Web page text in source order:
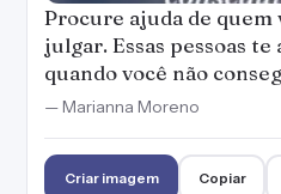
Procure ajuda de quem
julgar. Essas pessoas
quando você não
— Marianna Moreno
Criar imagem Copiar